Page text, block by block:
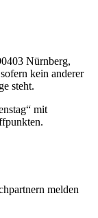
Nürnberg,
kein anderer
steht.
mit
melden